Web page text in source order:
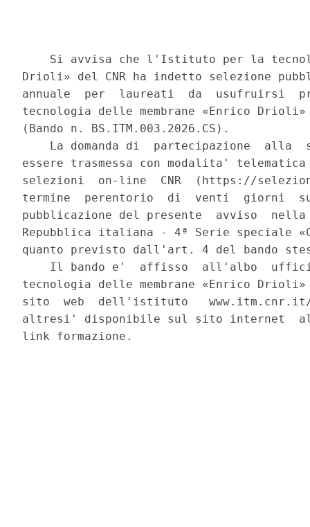
Si avvisa che l'Istituto per la
Drioli» del CNR ha indetto selezione
annuale  per  laureati  da  usufruirsi
tecnologia delle membrane «Enrico
(Bando n. BS.ITM.003.2026.CS).
La domanda di  partecipazione  alla
essere trasmessa con modalita'
selezioni  on-line  CNR  (https://
termine  perentorio  di  venti  giorni
pubblicazione del presente  avviso
Repubblica italiana - 4ª Serie speciale
quanto previsto dall'art. 4 del bando
Il bando e'  affisso  all'albo
tecnologia delle membrane «Enrico
sito  web  dell'istituto
altresi' disponibile sul sito internet
link formazione.